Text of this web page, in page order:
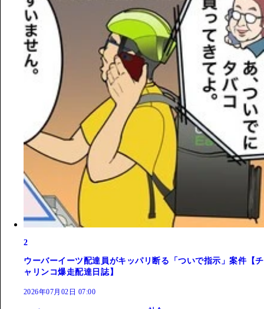
2
ウーバーイーツ配達員がキッパリ断る「ついで指示」案件【チ
ャリンコ爆走配達日誌】
2026年07月02日 07:00